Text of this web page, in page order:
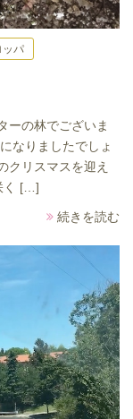
ッパ
ーの林でございま
なりましたでしょ
クリスマスを迎え
く […]
続きを読む